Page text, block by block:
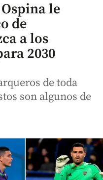
le
de
a los
2030
de toda
son algunos de